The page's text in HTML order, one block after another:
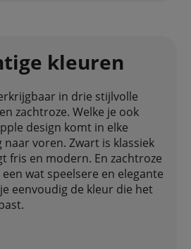
kleuren
in drie stijlvolle
zachtroze. Welke je ook
design komt in elke
voren. Zwart is klassiek
fris en modern. En zachtroze
wat speelsere en elegante
eenvoudig de kleur die het